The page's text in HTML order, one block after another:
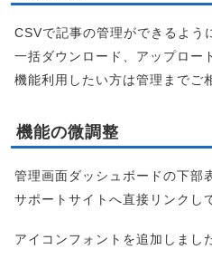
CSVで記事の管理ができるよう
一括ダウンロード、アップロー
機能利用したい方は管理までご
機能の微調整
管理画面ダッシュボードの下部
サポートサイトへ直接リンクし
アイコンフォントを追加しまし